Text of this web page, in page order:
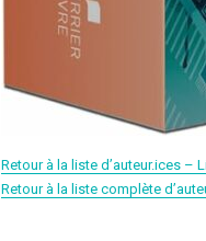
Retour à la liste d’auteur.ices –
Retour à la liste complète